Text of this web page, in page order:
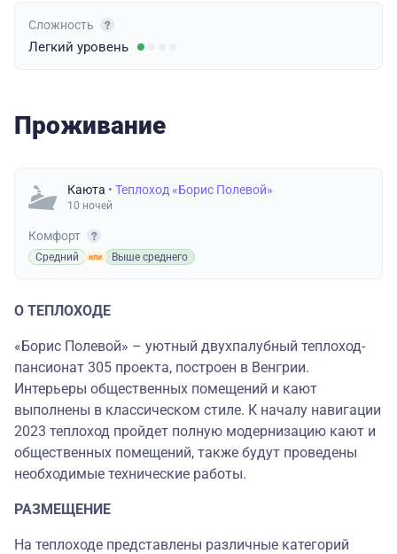
Сложность
Легкий уровень
Проживание
Каюта • Теплоход «Борис Полевой»
10 ночей
Комфорт
Средний Выше среднего
О ТЕПЛОХОДЕ
«Борис Полевой» – уютный двухпалубный теплоход-
пансионат 305 проекта, построен в Венгрии.
Интерьеры общественных помещений и кают
выполнены в классическом стиле. К началу навигации
2023 теплоход пройдет полную модернизацию кают и
общественных помещений, также будут проведены
необходимые технические работы.
РАЗМЕЩЕНИЕ
На теплоходе представлены различные категорий